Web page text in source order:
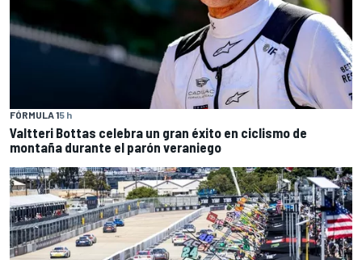
FÓRMULA 15 h
Valtteri Bottas celebra un gran éxito en ciclismo de
montaña durante el parón veraniego